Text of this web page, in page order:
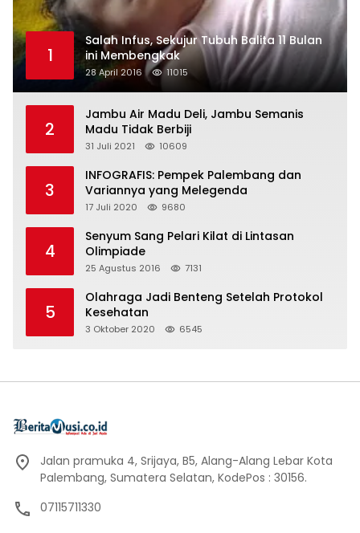
1
Salah Infus, Sekujur Tubuh Balita 11 Bulan
ini Membengkak
28 April 2016 11015
2
Jambu Air Madu Deli, Jambu Semanis
Madu Tidak Berbiji
31 Juli 2021 10609
3
INFOGRAFIS: Pempek Palembang dan
Variannya yang Melegenda
17 Juli 2020 9680
4
Senyum Sang Pelari Kilat di Lintasan
Olimpiade
25 Agustus 2016 7131
5
Olahraga Jadi Benteng Setelah Protokol
Kesehatan
3 Oktober 2020 6545
Jalan pramuka 4, Srijaya, B5, Alang-Alang Lebar Kota
Palembang, Sumatera Selatan, KodePos : 30156.
07115711330